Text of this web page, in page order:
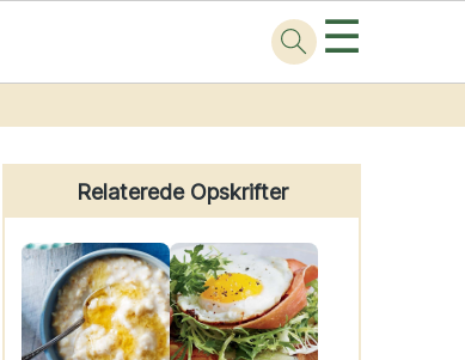
☰
Primary
Sidebar
Relaterede Opskrifter